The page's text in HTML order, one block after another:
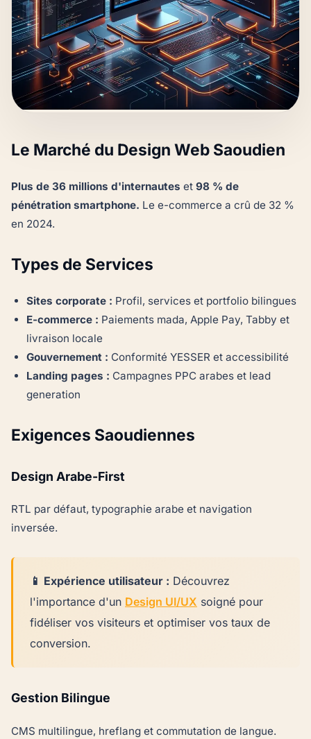
Le Marché du Design Web Saoudien
Plus de 36 millions d'internautes et 98 % de
pénétration smartphone. Le e-commerce a crû de 32 %
en 2024.
Types de Services
Sites corporate : Profil, services et portfolio bilingues
E-commerce : Paiements mada, Apple Pay, Tabby et
livraison locale
Gouvernement : Conformité YESSER et accessibilité
Landing pages : Campagnes PPC arabes et lead
generation
Exigences Saoudiennes
Design Arabe-First
RTL par défaut, typographie arabe et navigation
inversée.
📱 Expérience utilisateur : Découvrez
l'importance d'un Design UI/UX soigné pour
fidéliser vos visiteurs et optimiser vos taux de
conversion.
Gestion Bilingue
CMS multilingue, hreflang et commutation de langue.